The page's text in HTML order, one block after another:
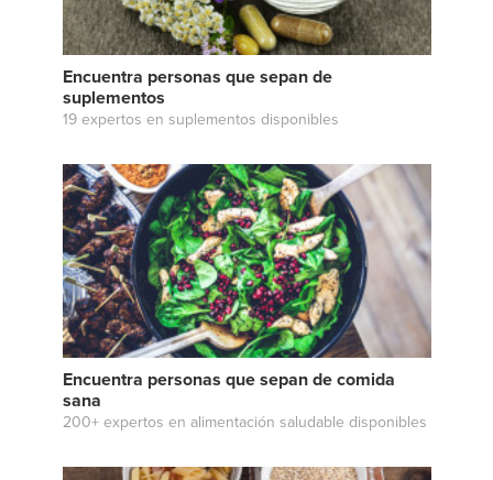
Encuentra personas que sepan de
suplementos
19 expertos en suplementos disponibles
Encuentra personas que sepan de comida
sana
200+ expertos en alimentación saludable disponibles